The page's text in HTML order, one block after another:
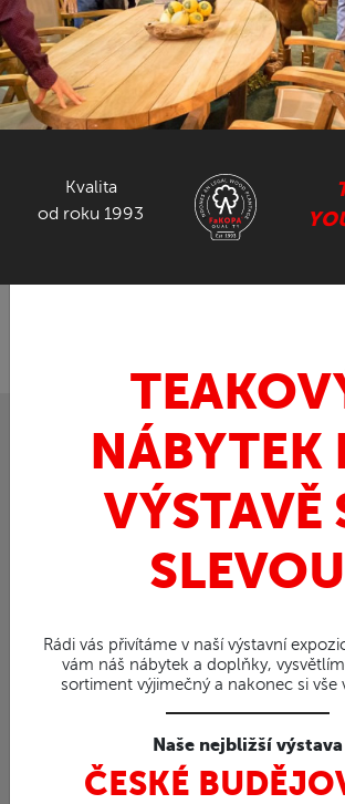
Kvalita
od roku 1993
NÁBYTEK
VÝSTAVĚ
SLEVOU
Rádi vás přivítáme v naší výstavní
vám náš nábytek a doplňky,
sortiment výjimečný a nakonec si vše
Naše nejbližší výstava
ČESKÉ
ART / DOPLŇKY
RATAN
NÁBYTEK ZE SUARU
GASTRO NÁBYTEK